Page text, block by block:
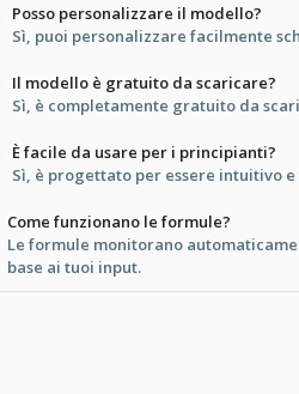
Posso personalizzare il modello?
Sì, puoi personalizzare facilmente
Il modello è gratuito da scaricare?
Sì, è completamente gratuito da
È facile da usare per i principianti?
Sì, è progettato per essere intuitivo
Come funzionano le formule?
Le formule monitorano
base ai tuoi input.